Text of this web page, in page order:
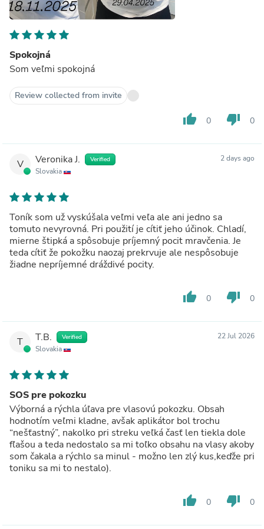
Spokojná
Som veľmi spokojná
Review collected from invite
thumb_up 0 thumb_down 0
V Veronika J. Verified
Slovakia
2 days ago
Toník som už vyskúšala veľmi veľa ale ani jedno sa
tomuto nevyrovná. Pri použití je cítiť jeho účinok. Chladí,
mierne štipká a spôsobuje príjemný pocit mravčenia. Je
teda cítiť že pokožku naozaj prekrvuje ale nespôsobuje
žiadne nepríjemné dráždivé pocity.
thumb_up 0 thumb_down 0
T T.B. Verified
Slovakia
22 Jul 2026
SOS pre pokozku
Výborná a rýchla úľava pre vlasovú pokozku. Obsah
hodnotím veľmi kladne, avšak aplikátor bol trochu
“nešťastný”, nakolko pri streku veľká časť len tiekla dole
fľašou a teda nedostalo sa mi toľko obsahu na vlasy akoby
som čakala a rýchlo sa minul - možno len zlý kus,keďže pri
toniku sa mi to nestalo).
thumb_up 0 thumb_down 0